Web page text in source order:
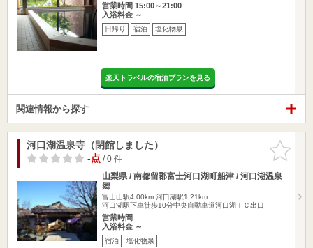
営業時間 15:00～21:00
入浴料金 ～
日帰り 宿泊 塩化物泉
楽天トラベルの宿泊プランを見る
関連情報から探す
お気に入
りに追加
河口湖温泉寺（閉館しました）
-点/ 0 件
山梨県 / 南都留郡富士河口湖町船津 / 河口湖温泉
郷
富士山駅4.00km 河口湖駅1.21km
河口湖駅下車徒歩10分中央自動車道河口湖ＩＣ出口
営業時間
入浴料金 ～
宿泊 塩化物泉